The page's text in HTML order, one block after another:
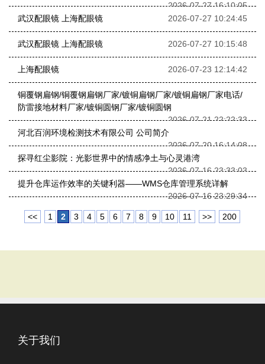
2026-07-27 16:10:05
武汉配眼镜 上海配眼镜
2026-07-27 10:24:45
武汉配眼镜 上海配眼镜 2026-07-27 10:15:48
上海配眼镜 2026-07-23 12:14:42
铜覆钢扁钢/铜覆钢扁钢厂家/镀铜扁钢厂家/镀铜扁钢厂家电话/
防雷接地材料厂家/镀铜圆钢厂家/镀铜圆钢
2026-07-21 22:22:33
河北百润环境检测技术有限公司 公司简介
2026-07-20 16:14:08
探寻红尘影院：光影世界中的情感净土与心灵港湾
2026-07-16 23:33:03
提升仓库运作效率的关键利器——WMS仓库管理系统详解
2026-07-16 23:29:34
<< 1 2 3 4 5 6 7 8 9 10 11 >> 200
关于我们